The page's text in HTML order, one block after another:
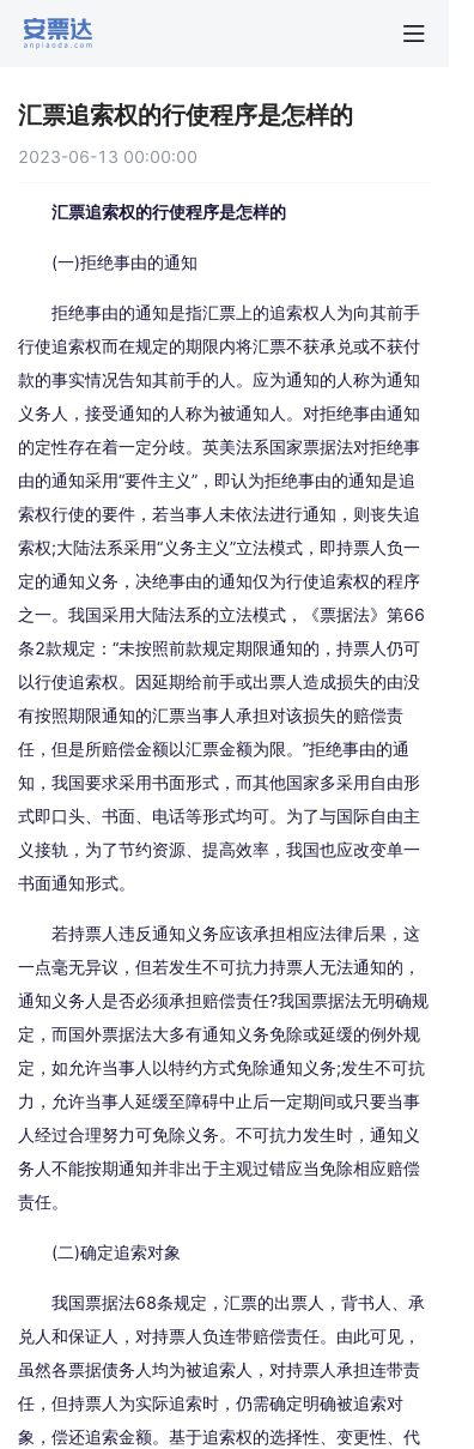
汇票追索权的行使程序是怎样的
2023-06-13 00:00:00
汇票追索权的行使程序是怎样的
(一)拒绝事由的通知
拒绝事由的通知是指汇票上的追索权人为向其前手
行使追索权而在规定的期限内将汇票不获承兑或不获付
款的事实情况告知其前手的人。应为通知的人称为通知
义务人，接受通知的人称为被通知人。对拒绝事由通知
的定性存在着一定分歧。英美法系国家票据法对拒绝事
由的通知采用“要件主义”，即认为拒绝事由的通知是追
索权行使的要件，若当事人未依法进行通知，则丧失追
索权;大陆法系采用“义务主义”立法模式，即持票人负一
定的通知义务，决绝事由的通知仅为行使追索权的程序
之一。我国采用大陆法系的立法模式，《票据法》第66
条2款规定：“未按照前款规定期限通知的，持票人仍可
以行使追索权。因延期给前手或出票人造成损失的由没
有按照期限通知的汇票当事人承担对该损失的赔偿责
任，但是所赔偿金额以汇票金额为限。”拒绝事由的通
知，我国要求采用书面形式，而其他国家多采用自由形
式即口头、书面、电话等形式均可。为了与国际自由主
义接轨，为了节约资源、提高效率，我国也应改变单一
书面通知形式。
若持票人违反通知义务应该承担相应法律后果，这
一点毫无异议，但若发生不可抗力持票人无法通知的，
通知义务人是否必须承担赔偿责任?我国票据法无明确规
定，而国外票据法大多有通知义务免除或延缓的例外规
定，如允许当事人以特约方式免除通知义务;发生不可抗
力，允许当事人延缓至障碍中止后一定期间或只要当事
人经过合理努力可免除义务。不可抗力发生时，通知义
务人不能按期通知并非出于主观过错应当免除相应赔偿
责任。
(二)确定追索对象
我国票据法68条规定，汇票的出票人，背书人、承
兑人和保证人，对持票人负连带赔偿责任。由此可见，
虽然各票据债务人均为被追索人，对持票人承担连带责
任，但持票人为实际追索时，仍需确定明确被追索对
象，偿还追索金额。基于追索权的选择性、变更性、代